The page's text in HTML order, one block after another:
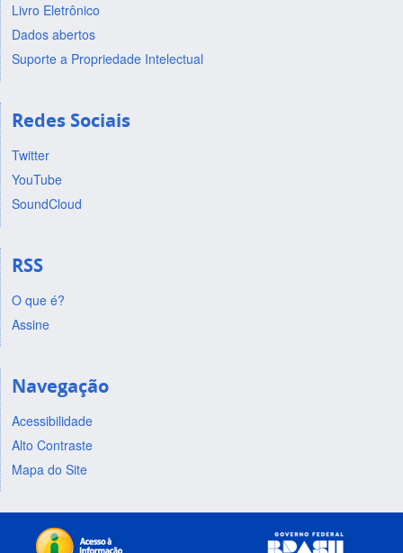
Livro Eletrônico
Dados abertos
Suporte a Propriedade Intelectual
Redes Sociais
Twitter
YouTube
SoundCloud
RSS
O que é?
Assine
Navegação
Acessibilidade
Alto Contraste
Mapa do Site